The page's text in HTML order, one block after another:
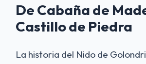
De Cabaña de
Castillo de Piedra
La historia del Nido de